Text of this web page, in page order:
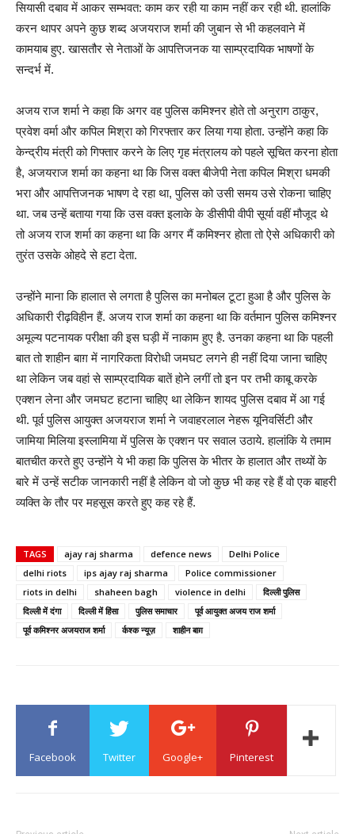
सियासी दबाव में आकर सम्भवत: काम कर रही या काम नहीं कर रही थी. हालांकि
करन थापर अपने कुछ शब्द अजयराज शर्मा की जुबान से भी कहलवाने में
कामयाब हुए. खासतौर से नेताओं के आपत्तिजनक या साम्प्रदायिक भाषणों के
सन्दर्भ में.
अजय राज शर्मा ने कहा कि अगर वह पुलिस कमिश्नर होते तो अनुराग ठाकुर,
प्रवेश वर्मा और कपिल मिश्रा को गिरफ्तार कर लिया गया होता. उन्होंने कहा कि
केन्द्रीय मंत्री को गिफ्तार करने के लिए गृह मंत्रालय को पहले सूचित करना होता
है, अजयराज शर्मा का कहना था कि जिस वक्त बीजेपी नेता कपिल मिश्रा धमकी
भरा और आपत्तिजनक भाषण दे रहा था, पुलिस को उसी समय उसे रोकना चाहिए
था. जब उन्हें बताया गया कि उस वक्त इलाके के डीसीपी वीपी सूर्या वहीं मौजूद थे
तो अजय राज शर्मा का कहना था कि अगर मैं कमिश्नर होता तो ऐसे अधिकारी को
तुरंत उसके ओहदे से हटा देता.
उन्होंने माना कि हालात से लगता है पुलिस का मनोबल टूटा हुआ है और पुलिस के
अधिकारी रीढ़विहीन हैं. अजय राज शर्मा का कहना था कि वर्तमान पुलिस कमिश्नर
अमूल्य पटनायक परीक्षा की इस घड़ी में नाकाम हुए है. उनका कहना था कि पहली
बात तो शाहीन बाग़ में नागरिकता विरोधी जमघट लगने ही नहीं दिया जाना चाहिए
था लेकिन जब वहां से साम्प्रदायिक बातें होने लगीं तो इन पर तभी काबू करके
एक्शन लेना और जमघट हटाना चाहिए था लेकिन शायद पुलिस दबाव में आ गई
थी. पूर्व पुलिस आयुक्त अजयराज शर्मा ने जवाहरलाल नेहरू यूनिवर्सिटी और
जामिया मिलिया इस्लामिया में पुलिस के एक्शन पर सवाल उठाये. हालांकि ये तमाम
बातचीत करते हुए उन्होंने ये भी कहा कि पुलिस के भीतर के हालात और तथ्यों के
बारे में उन्हें सटीक जानकारी नहीं है लेकिन वो जो कुछ भी कह रहे हैं वो एक बाहरी
व्यक्ति के तौर पर महसूस करते हुए कह रहे हैं.
TAGS ajay raj sharma defence news
Delhi Police
delhi riots
ips ajay raj sharma
Police commissioner
riots in delhi
shaheen bagh violence in delhi
दिल्ली पुलिस
दिल्ली में दंगा
दिल्ली में हिंसा पुलिस समाचार
पूर्व आयुक्त अजय राज शर्मा
पूर्व कमिश्नर अजयराज शर्मा
र्कश्क न्यूज़ शाहीन बाग़
Facebook Twitter Google+ Pinterest